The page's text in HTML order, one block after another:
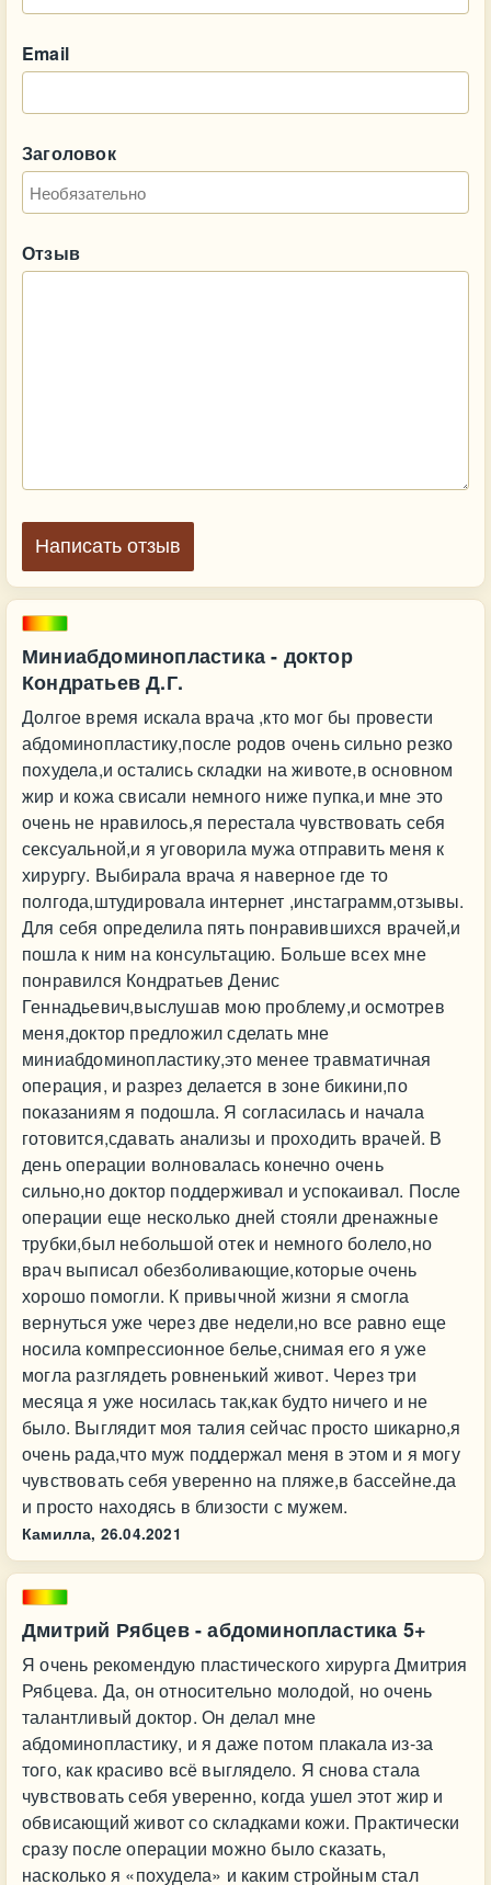
Миниабдоминопластика - доктор
Кондратьев Д.Г.
Долгое время искала врача ,кто мог бы провести
абдоминопластику,после родов очень сильно резко
похудела,и остались складки на животе,в основном
жир и кожа свисали немного ниже пупка,и мне это
очень не нравилось,я перестала чувствовать себя
сексуальной,и я уговорила мужа отправить меня к
хирургу. Выбирала врача я наверное где то
полгода,штудировала интернет ,инстаграмм,отзывы.
Для себя определила пять понравившихся врачей,и
пошла к ним на консультацию. Больше всех мне
понравился Кондратьев Денис
Геннадьевич,выслушав мою проблему,и осмотрев
меня,доктор предложил сделать мне
миниабдоминопластику,это менее травматичная
операция, и разрез делается в зоне бикини,по
показаниям я подошла. Я согласилась и начала
готовится,сдавать анализы и проходить врачей. В
день операции волновалась конечно очень
сильно,но доктор поддерживал и успокаивал. После
операции еще несколько дней стояли дренажные
трубки,был небольшой отек и немного болело,но
врач выписал обезболивающие,которые очень
хорошо помогли. К привычной жизни я смогла
вернуться уже через две недели,но все равно еще
носила компрессионное белье,снимая его я уже
могла разглядеть ровненький живот. Через три
месяца я уже носилась так,как будто ничего и не
было. Выглядит моя талия сейчас просто шикарно,я
очень рада,что муж поддержал меня в этом и я могу
чувствовать себя уверенно на пляже,в бассейне.да
и просто находясь в близости с мужем.
Камилла, 26.04.2021
Дмитрий Рябцев - абдоминопластика 5+
Я очень рекомендую пластического хирурга Дмитрия
Рябцева. Да, он относительно молодой, но очень
талантливый доктор. Он делал мне
абдоминопластику, и я даже потом плакала из-за
того, как красиво всё выглядело. Я снова стала
чувствовать себя уверенно, когда ушел этот жир и
обвисающий живот со складками кожи. Практически
сразу после операции можно было сказать,
насколько я «похудела» и каким стройным стал
Email
Заголовок
Отзыв
Написать отзыв